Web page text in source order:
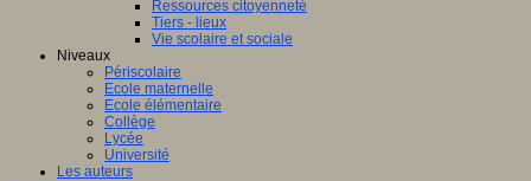
Ressources citoyenneté
Tiers - lieux
Vie scolaire et sociale
Niveaux
Périscolaire
Ecole maternelle
Ecole élémentaire
Collège
Lycée
Université
Les auteurs